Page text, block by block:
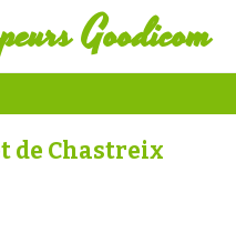
Goodicom
de Chastreix